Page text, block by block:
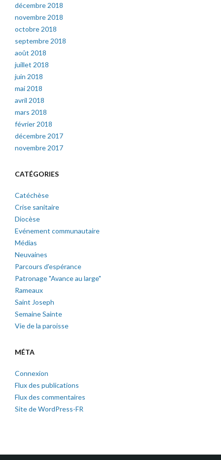
décembre 2018
novembre 2018
octobre 2018
septembre 2018
août 2018
juillet 2018
juin 2018
mai 2018
avril 2018
mars 2018
février 2018
décembre 2017
novembre 2017
CATÉGORIES
Catéchèse
Crise sanitaire
Diocèse
Evénement communautaire
Médias
Neuvaines
Parcours d'espérance
Patronage "Avance au large"
Rameaux
Saint Joseph
Semaine Sainte
Vie de la paroisse
MÉTA
Connexion
Flux des publications
Flux des commentaires
Site de WordPress-FR